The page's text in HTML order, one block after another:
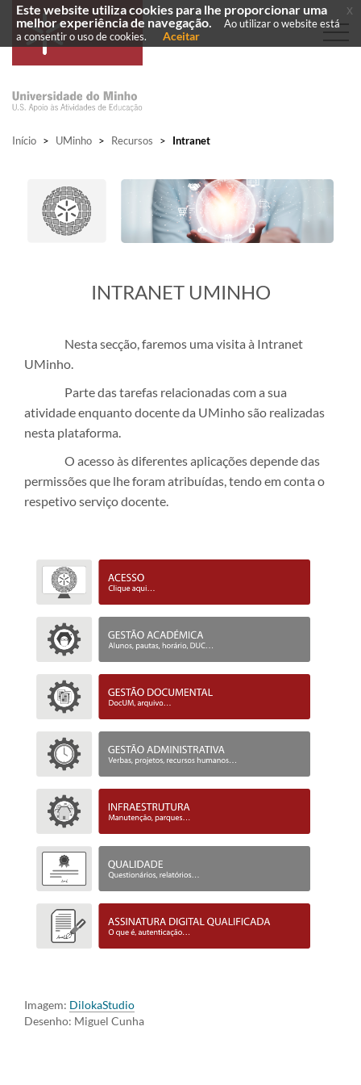
Início > UMinho > Recursos > Intranet
​INTRANET UMINHO
Nesta secção, faremos uma visita à Intranet
UMinho.
Parte das tarefas relacionadas com a sua
atividade enquanto docente da UMinho são realizadas
nesta plataforma.
O acesso às diferentes aplicações depende das
permissões que lhe foram atribuídas, tendo em conta o
respetivo serviço docente.
Imagem: DilokaStudio
Desenho: Miguel Cunha
Este website utiliza cookies para lhe proporcionar uma
melhor experiência de navegação.
Ao utilizar o website está
a consentir o uso de cookies.
Aceitar
x